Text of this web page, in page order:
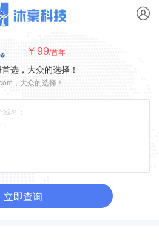
￥99/首年
选，大众的选择！
，大众的选择！
立即查询